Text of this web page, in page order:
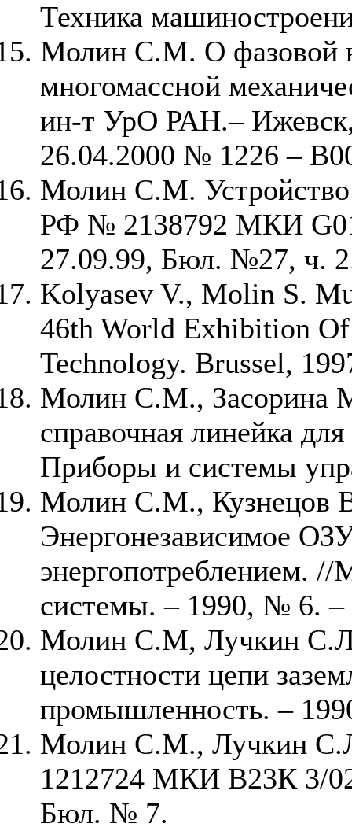
Техника
Молин С.М. О фазовой
многомассной
ин-т УрО РАН.–
26.04.2000 № 1226 –
Молин С.М. Устройство
РФ № 2138792 МКИ
27.09.99, Бюл. №27, ч.
Kolyasev V., Molin S.
46th World Exhibition
Technology. Brussel,
Молин С.М., Засорина
справочная линейка
Приборы и системы
Молин С.М., Кузнецов
Энергонезависимое
энергопотреблением.
системы. – 1990, № 6.
Молин С.М, Лучкин С.Л.
целостности цепи
промышленность. –
Молин С.М., Лучкин
1212724 МКИ В23К 3/
Бюл. № 7.